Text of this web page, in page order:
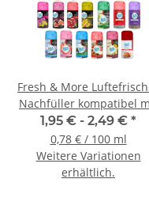
Fresh & More
Nachfüller kompatibel
Freshmatic Max, 250ml
1,95 € - 2,49 € *
0,78 € / 100 ml
Weitere Variationen
erhältlich.